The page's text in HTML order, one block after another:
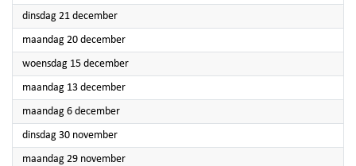
dinsdag 21 december2021
maandag 20 december2021
woensdag 15 december2021
maandag 13 december2021
maandag 6 december2021
dinsdag 30 november2021
maandag 29 november2021